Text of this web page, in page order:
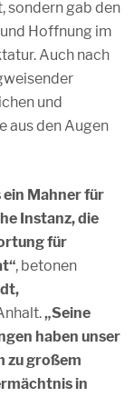
sondern gab den
Hoffnung im
Auch nach
und
aus den Augen
Mahner für
Instanz, die
für
, betonen
„Seine
haben unser
zu großem
in